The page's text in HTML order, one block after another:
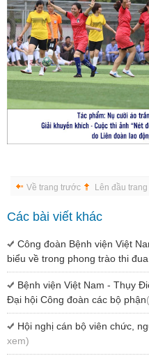
Về trang trước Lên đầu trang
Các bài viết khác
Công đoàn Bệnh viện Việt
biểu về trong phong trào thi
Bệnh viện Việt Nam - Thụy
Đại hội Công đoàn các bộ phận
Hội nghị cán bộ viên chức,
xem)